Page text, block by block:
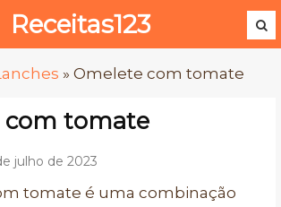
Receitas123
» Omelete com tomate
com tomate
julho de 2023
tomate é uma combinação